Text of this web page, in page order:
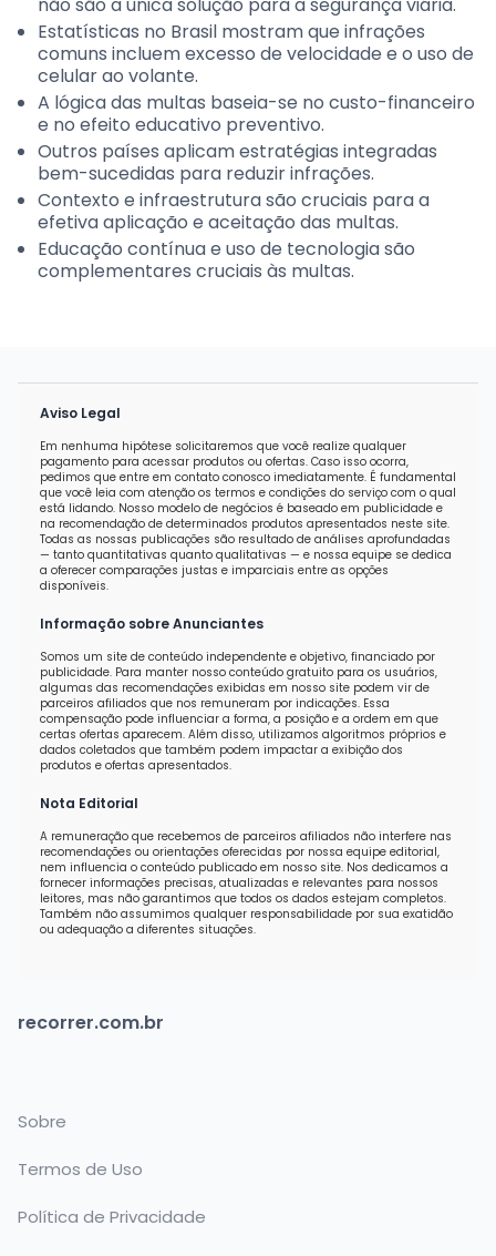
Estatísticas no Brasil mostram que infrações
comuns incluem excesso de velocidade e o uso de
celular ao volante.
A lógica das multas baseia-se no custo-financeiro
e no efeito educativo preventivo.
Outros países aplicam estratégias integradas
bem-sucedidas para reduzir infrações.
Contexto e infraestrutura são cruciais para a
efetiva aplicação e aceitação das multas.
Educação contínua e uso de tecnologia são
complementares cruciais às multas.
Aviso Legal
Em nenhuma hipótese solicitaremos que você realize qualquer
pagamento para acessar produtos ou ofertas. Caso isso ocorra,
pedimos que entre em contato conosco imediatamente. É fundamental
que você leia com atenção os termos e condições do serviço com o qual
está lidando. Nosso modelo de negócios é baseado em publicidade e
na recomendação de determinados produtos apresentados neste site.
Todas as nossas publicações são resultado de análises aprofundadas
— tanto quantitativas quanto qualitativas — e nossa equipe se dedica
a oferecer comparações justas e imparciais entre as opções
disponíveis.
Informação sobre Anunciantes
Somos um site de conteúdo independente e objetivo, financiado por
publicidade. Para manter nosso conteúdo gratuito para os usuários,
algumas das recomendações exibidas em nosso site podem vir de
parceiros afiliados que nos remuneram por indicações. Essa
compensação pode influenciar a forma, a posição e a ordem em que
certas ofertas aparecem. Além disso, utilizamos algoritmos próprios e
dados coletados que também podem impactar a exibição dos
produtos e ofertas apresentados.
Nota Editorial
A remuneração que recebemos de parceiros afiliados não interfere nas
recomendações ou orientações oferecidas por nossa equipe editorial,
nem influencia o conteúdo publicado em nosso site. Nos dedicamos a
fornecer informações precisas, atualizadas e relevantes para nossos
leitores, mas não garantimos que todos os dados estejam completos.
Também não assumimos qualquer responsabilidade por sua exatidão
ou adequação a diferentes situações.
recorrer.com.br
Sobre
Termos de Uso
Política de Privacidade